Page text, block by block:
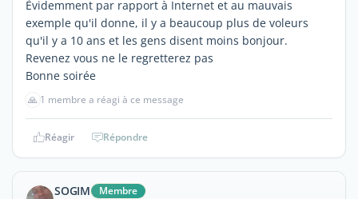
Évidemment par rapport à Internet et au mauvais
exemple qu'il donne, il y a beaucoup plus de voleurs
qu'il y a 10 ans et les gens disent moins bonjour.
Revenez vous ne le regretterez pas
Bonne soirée
🙏 1 membre a réagi à ce message
Réagir Répondre
SOGIM Membre